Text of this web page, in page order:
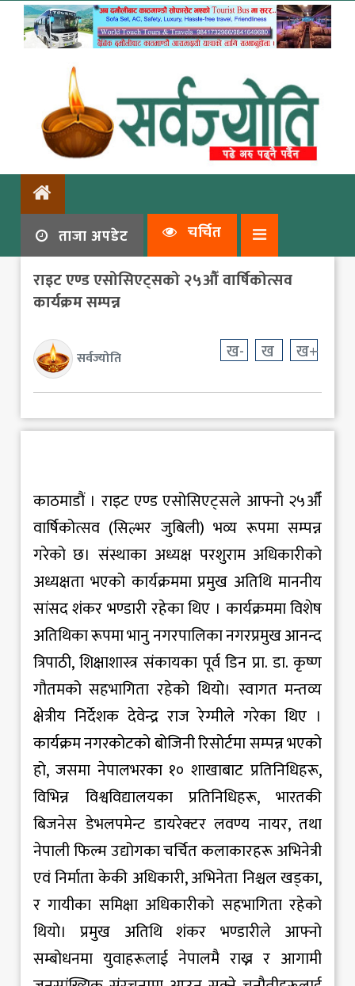
ताजा अपडेट चर्चित
राइट एण्ड एसोसिएट्सको २५औँ वार्षिकोत्सव
कार्यक्रम सम्पन्न
सर्वज्योति ख- ख ख+
काठमाडौं । राइट एण्ड एसोसिएट्सले आफ्नो २५औँ
वार्षिकोत्सव (सिल्भर जुबिली) भव्य रूपमा सम्पन्न
गरेको छ। संस्थाका अध्यक्ष परशुराम अधिकारीको
अध्यक्षता भएको कार्यक्रममा प्रमुख अतिथि माननीय
सांसद शंकर भण्डारी रहेका थिए । कार्यक्रममा विशेष
अतिथिका रूपमा भानु नगरपालिका नगरप्रमुख आनन्द
त्रिपाठी, शिक्षाशास्त्र संकायका पूर्व डिन प्रा. डा. कृष्ण
गौतमको सहभागिता रहेको थियो। स्वागत मन्तव्य
क्षेत्रीय निर्देशक देवेन्द्र राज रेग्मीले गरेका थिए ।
कार्यक्रम नगरकोटको बोजिनी रिसोर्टमा सम्पन्न भएको
हो, जसमा नेपालभरका १० शाखाबाट प्रतिनिधिहरू,
विभिन्न विश्वविद्यालयका प्रतिनिधिहरू, भारतकी
बिजनेस डेभलपमेन्ट डायरेक्टर लवण्य नायर, तथा
नेपाली फिल्म उद्योगका चर्चित कलाकारहरू अभिनेत्री
एवं निर्माता केकी अधिकारी, अभिनेता निश्चल खड्का,
र गायीका समिक्षा अधिकारीको सहभागिता रहेको
थियो। प्रमुख अतिथि शंकर भण्डारीले आफ्नो
सम्बोधनमा युवाहरूलाई नेपालमै राख्न र आगामी